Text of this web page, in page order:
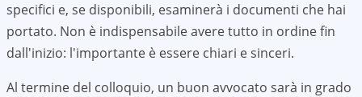
specifici e, se disponibili, esaminerà i documenti che hai
portato. Non è indispensabile avere tutto in ordine fin
dall'inizio: l'importante è essere chiari e sinceri.
Al termine del colloquio, un buon avvocato sarà in grado